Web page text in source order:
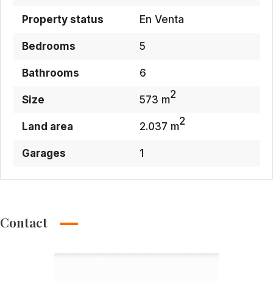
Property status En Venta
Bedrooms 5
Bathrooms 6
Size 573 m2
Land area 2.037 m2
Garages 1
Contact